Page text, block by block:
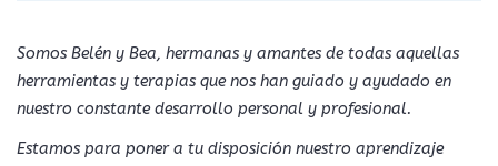
Somos Belén y Bea, hermanas y amantes de todas aquellas
herramientas y terapias que nos han guiado y ayudado en
nuestro constante desarrollo personal y profesional.
Estamos para poner a tu disposición nuestro aprendizaje